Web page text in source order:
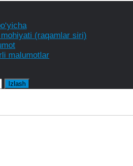
mohiyati (raqamlar siri)
malumotlar